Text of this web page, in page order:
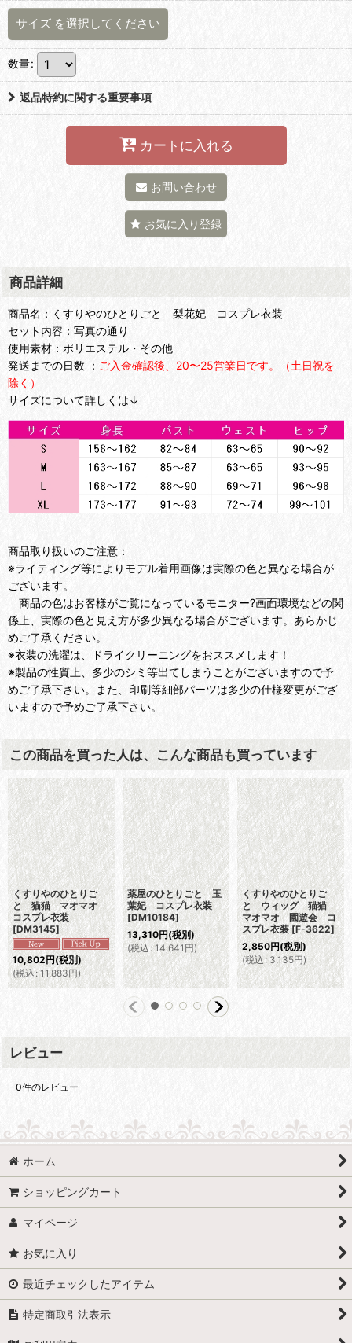
サイズ を選択してください
数量:
返品特約に関する重要事項
カートに入れる
お問い合わせ
お気に入り登録
商品詳細
商品名：くすりやのひとりごと 梨花妃 コスプレ衣装
セット内容：写真の通り
使用素材：ポリエステル・その他
発送までの日数 ： ご入金確認後、20〜25営業日です。（土日祝を
除く）
サイズについて詳しくは↓
商品取り扱いのご注意：
※ライティング等によりモデル着用画像は実際の色と異なる場合が
ございます。
商品の色はお客様がご覧になっているモニター?画面環境などの関
係上、実際の色と見え方が多少異なる場合がございます。あらかじ
めご了承ください。
※衣装の洗濯は、ドライクリーニングをおススメします！
※製品の性質上、多少のシミ等出てしまうことがございますので予
めご了承下さい。また、印刷等細部パーツは多少の仕様変更がござ
いますので予めご了承下さい。
この商品を買った人は、こんな商品も買っています
くすりやのひとりご
と 猫猫 マオマオ
コスプレ衣装
[DM3145]
10,802円(税別)
(税込: 11,883円)
薬屋のひとりごと 玉
葉妃 コスプレ衣装
[DM10184]
13,310円(税別)
(税込 : 14,641 円)
くすりやのひとりご
と ウィッグ 猫猫
マオマオ 園遊会 コ
スプレ衣装 [F-3622]
2,850円(税別)
(税込: 3,135円)
レビュー
0件のレビュー
ホーム
ショッピングカート
マイページ
お気に入り
最近チェックしたアイテム
特定商取引法表示